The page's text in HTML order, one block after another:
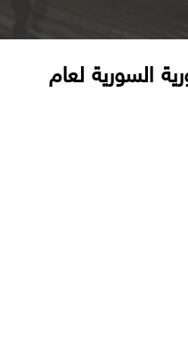
السورية لعام